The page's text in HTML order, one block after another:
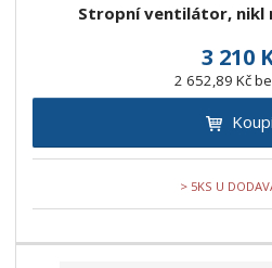
Stropní ventilátor, nikl
3 210
2 652,89 Kč
> 5KS U